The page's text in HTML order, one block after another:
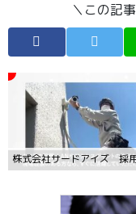
＼この記
株式会社サードアイズ 採